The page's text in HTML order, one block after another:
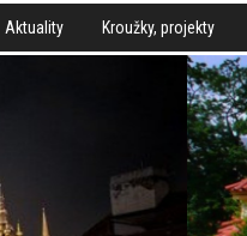
Aktuality Kroužky, projekty